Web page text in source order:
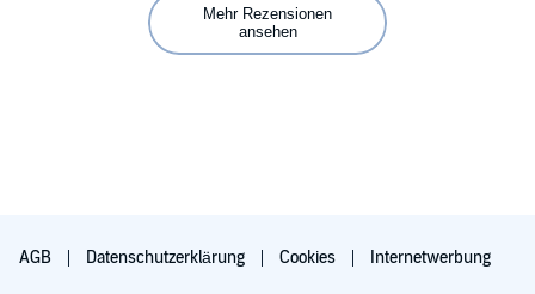
Mehr Rezensionen
ansehen
AGB Datenschutzerklärung Cookies Internetwerbung